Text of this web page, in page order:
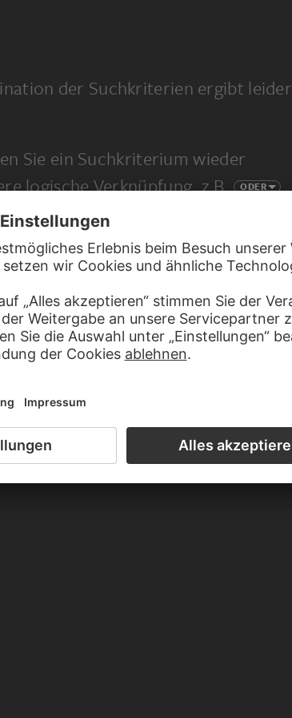
der Suchkriterien ergibt leider
Sie ein Suchkriterium wieder
logische Verknüpfung, z.B. ODER
neue Suche.